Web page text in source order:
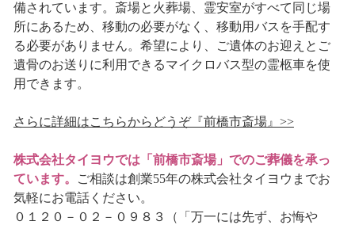
備されています。斎場と火葬場、霊安室がすべて同じ場
所にあるため、移動の必要がなく、移動用バスを手配す
る必要がありません。希望により、ご遺体のお迎えとご
遺骨のお送りに利用できるマイクロバス型の霊柩車を使
用できます。
さらに詳細はこちらからどうぞ『前橋市斎場』>>
株式会社タイヨウでは「前橋市斎場」でのご葬儀を承っ
ています。
ご相談は創業55年の株式会社タイヨウまでお
気軽にお電話ください。
０１２０－０２－０９８３（「万一には先ず、お悔や